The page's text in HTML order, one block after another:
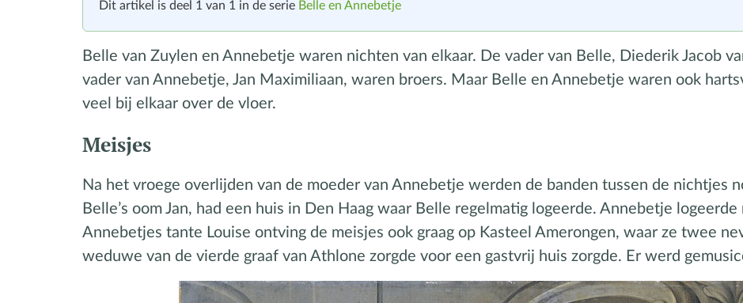
Dit artikel is deel 1 van 1 in de serie Belle en Annebetje
Belle van Zuylen en Annebetje waren nichten van elkaar. De vader van Belle, Diederik Jacob
vader van Annebetje, Jan Maximiliaan, waren broers. Maar Belle en Annebetje waren ook
veel bij elkaar over de vloer.
Meisjes
Na het vroege overlijden van de moeder van Annebetje werden de banden tussen de nichtjes
Belle’s oom Jan, had een huis in Den Haag waar Belle regelmatig logeerde. Annebetje
Annebetjes tante Louise ontving de meisjes ook graag op Kasteel Amerongen, waar ze twee
weduwe van de vierde graaf van Athlone zorgde voor een gastvrij huis zorgde. Er werd